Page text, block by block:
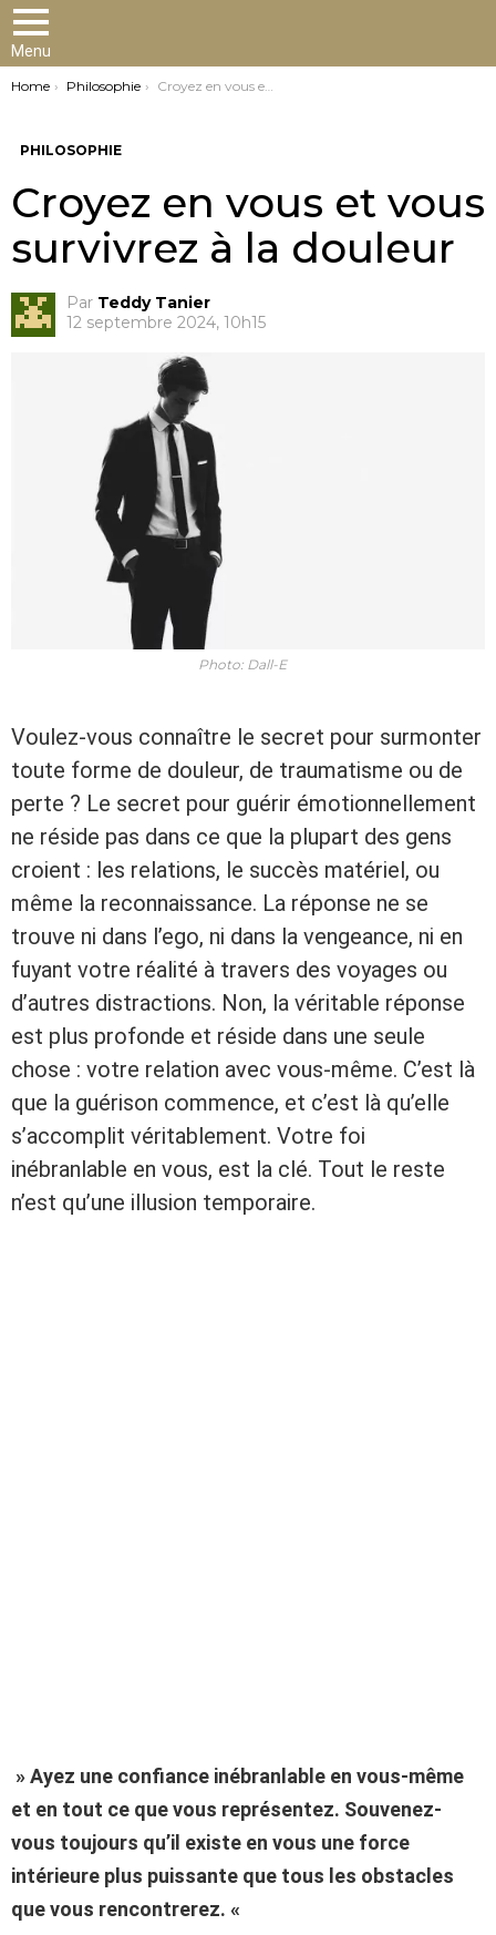
Menu
You are here:
Home Philosophie Croyez en vous et vous survivrez à la douleur
PHILOSOPHIE
Croyez en vous et vous
survivrez à la douleur
Par Teddy Tanier
12 septembre 2024, 10h15
Photo: Dall-E
Voulez-vous connaître le secret pour surmonter
toute forme de douleur, de traumatisme ou de
perte ? Le secret pour guérir émotionnellement
ne réside pas dans ce que la plupart des gens
croient : les relations, le succès matériel, ou
même la reconnaissance. La réponse ne se
trouve ni dans l’ego, ni dans la vengeance, ni en
fuyant votre réalité à travers des voyages ou
d’autres distractions. Non, la véritable réponse
est plus profonde et réside dans une seule
chose : votre relation avec vous-même. C’est là
que la guérison commence, et c’est là qu’elle
s’accomplit véritablement. Votre foi
inébranlable en vous, est la clé. Tout le reste
n’est qu’une illusion temporaire.
» Ayez une confiance inébranlable en vous-même
et en tout ce que vous représentez. Souvenez-
vous toujours qu’il existe en vous une force
intérieure plus puissante que tous les obstacles
que vous rencontrerez. «